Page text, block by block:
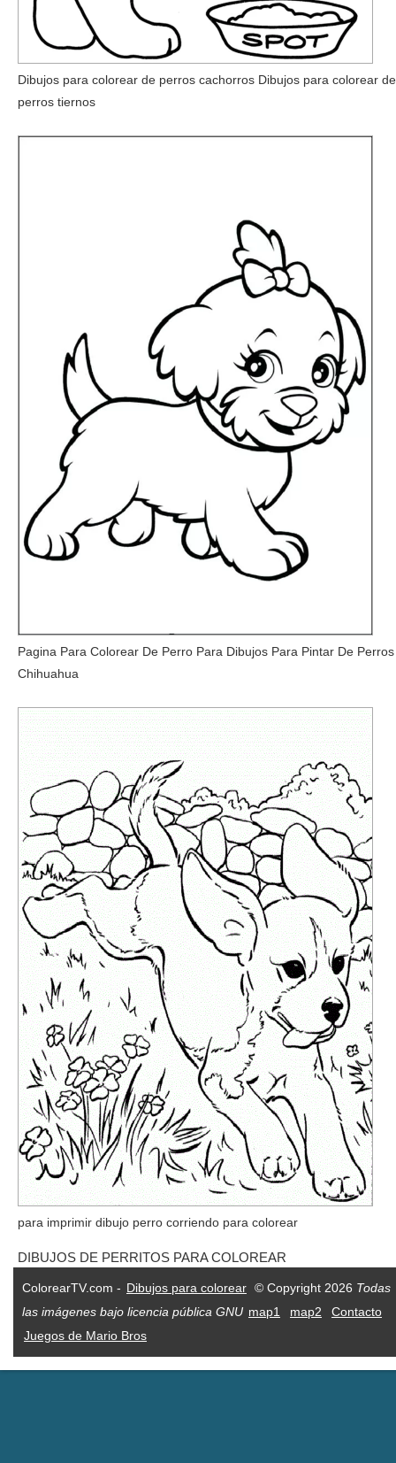
Dibujos para colorear de perros cachorros Dibujos para colorear de
perros tiernos
Pagina Para Colorear De Perro Para Dibujos Para Pintar De Perros
Chihuahua
para imprimir dibujo perro corriendo para colorear
DIBUJOS DE PERRITOS PARA COLOREAR
ColorearTV.com - Dibujos para colorear © Copyright 2026 Todas
las imágenes bajo licencia pública GNU map1 map2
Contacto
Juegos de Mario Bros